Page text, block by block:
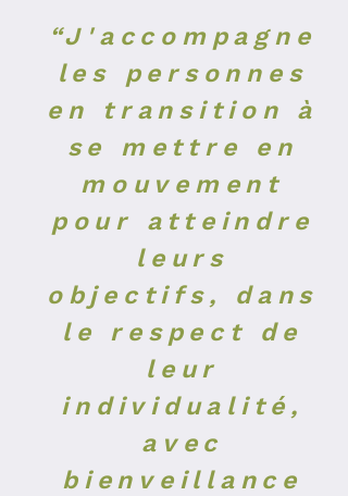
“J'accompagne
les personnes
en transition à
se mettre en
mouvement
pour atteindre
leurs
objectifs, dans
le respect de
leur
individualité,
avec
bienveillance